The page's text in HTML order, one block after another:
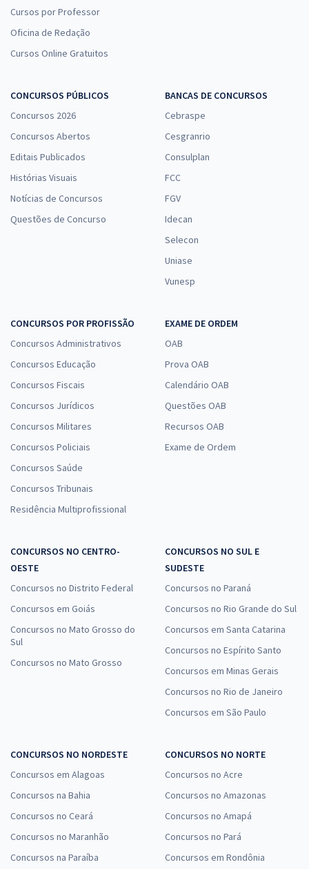
Cursos por Professor
Oficina de Redação
Cursos Online Gratuitos
CONCURSOS PÚBLICOS
Concursos 2026
Concursos Abertos
Editais Publicados
Histórias Visuais
Notícias de Concursos
Questões de Concurso
BANCAS DE CONCURSOS
Cebraspe
Cesgranrio
Consulplan
FCC
FGV
Idecan
Selecon
Uniase
Vunesp
CONCURSOS POR PROFISSÃO
Concursos Administrativos
Concursos Educação
Concursos Fiscais
Concursos Jurídicos
Concursos Militares
Concursos Policiais
Concursos Saúde
Concursos Tribunais
Residência Multiprofissional
EXAME DE ORDEM
OAB
Prova OAB
Calendário OAB
Questões OAB
Recursos OAB
Exame de Ordem
CONCURSOS NO CENTRO-
OESTE
Concursos no Distrito Federal
Concursos em Goiás
Concursos no Mato Grosso do
Sul
Concursos no Mato Grosso
CONCURSOS NO SUL E
SUDESTE
Concursos no Paraná
Concursos no Rio Grande do Sul
Concursos em Santa Catarina
Concursos no Espírito Santo
Concursos em Minas Gerais
Concursos no Rio de Janeiro
Concursos em São Paulo
CONCURSOS NO NORDESTE
Concursos em Alagoas
Concursos na Bahia
Concursos no Ceará
Concursos no Maranhão
Concursos na Paraíba
CONCURSOS NO NORTE
Concursos no Acre
Concursos no Amazonas
Concursos no Amapá
Concursos no Pará
Concursos em Rondônia